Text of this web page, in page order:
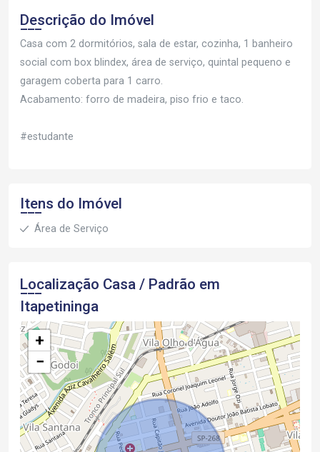
Descrição do Imóvel
Casa com 2 dormitórios, sala de estar, cozinha, 1 banheiro
social com box blindex, área de serviço, quintal pequeno e
garagem coberta para 1 carro.
Acabamento: forro de madeira, piso frio e taco.
#estudante
Itens do Imóvel
Área de Serviço
Localização Casa / Padrão em
Itapetininga
+
−